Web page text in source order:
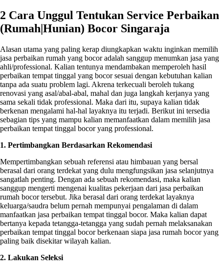
2 Cara Unggul Tentukan Service Perbaikan
(Rumah|Hunian) Bocor Singaraja
Alasan utama yang paling kerap diungkapkan waktu inginkan memilih
jasa perbaikan rumah yang bocor adalah sanggup menumkan jasa yang
ahli/professional. Kalian tentunya mendambakan memperoleh hasil
perbaikan tempat tinggal yang bocor sesuai dengan kebutuhan kalian
tanpa ada suatu problem lagi. Akrena terkecuali beroleh tukang
renovasi yang asal/abal-abal, mahal dan juga langkah kerjanya yang
sama sekali tidak professional. Maka dari itu, supaya kalian tidak
berkenan mengalami hal-hal layaknya itu terjadi. Berikut ini tersedia
sebagian tips yang mampu kalian memanfaatkan dalam memilih jasa
perbaikan tempat tinggal bocor yang professional.
1. Pertimbangkan Berdasarkan Rekomendasi
Mempertimbangkan sebuah referensi atau himbauan yang bersal
berasal dari orang terdekat yang dulu mengfungsikan jasa selanjutnya
sangatlah penting. Dengan ada sebuah rekomendasi, maka kalian
sanggup mengerti mengenai kualitas pekerjaan dari jasa perbaikan
rumah bocor tersebut. Jika berasal dari orang terdekat layaknya
keluarga/saudra belum pernah mempunyai pengalaman di dalam
manfaatkan jasa perbaikan tempat tinggal bocor. Maka kalian dapat
bertanya kepada tetangga-tetangga yang sudah pernah melaksanakan
perbaikan tempat tinggal bocor berkenaan siapa jasa rumah bocor yang
paling baik disekitar wilayah kalian.
2. Lakukan Seleksi